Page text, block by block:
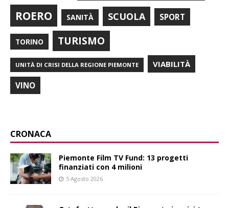
ROERO SANITÀ SCUOLA SPORT
TORINO TURISMO
UNITÀ DI CRISI DELLA REGIONE PIEMONTE VIABILITÀ
VINO
CRONACA
Piemonte Film TV Fund: 13 progetti
finanziati con 4 milioni
5 Agosto 2026